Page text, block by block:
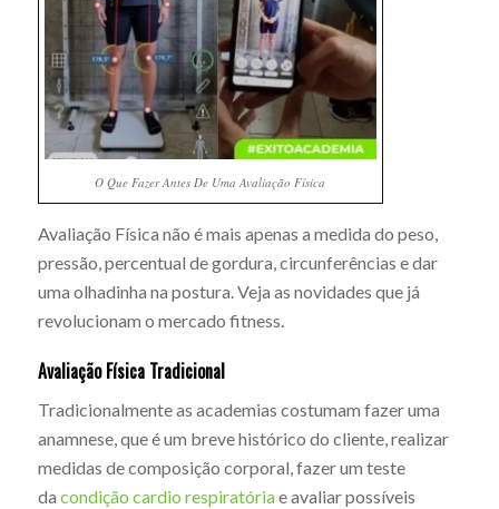
O Que Fazer Antes De Uma Avaliação Física
Avaliação Física não é mais apenas a medida do peso,
pressão, percentual de gordura, circunferências e dar
uma olhadinha na postura. Veja as novidades que já
revolucionam o mercado fitness.
Avaliação Física Tradicional
Tradicionalmente as academias costumam fazer uma
anamnese, que é um breve histórico do cliente, realizar
medidas de composição corporal, fazer um teste
da condição cardio respiratóriae avaliar possíveis